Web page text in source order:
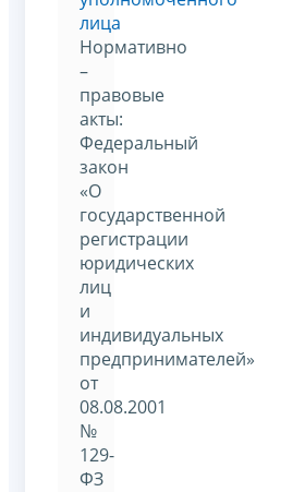
лица
Нормативно
–
правовые
акты:
Федеральный
закон
«О
государственной
регистрации
юридических
лиц
и
индивидуальных
предпринимателей»
от
08.08.2001
№
129-
ФЗ